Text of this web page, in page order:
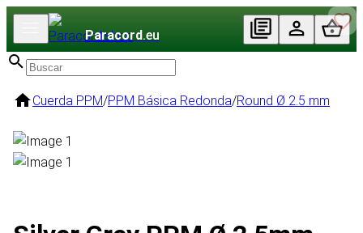
Paracord.eu
Cuerda PPM/PPM Básica Redonda/Round Ø 2.5 mm